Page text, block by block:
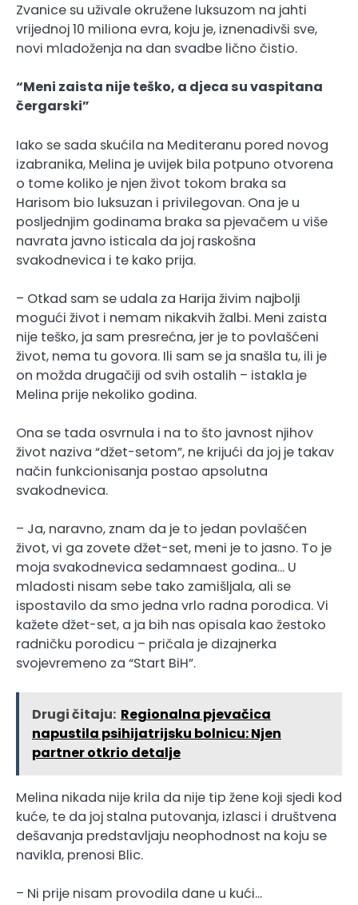
Zvanice su uživale okružene luksuzom na jahti
vrijednoj 10 miliona evra, koju je, iznenadivši sve,
novi mladoženja na dan svadbe lično čistio.
“Meni zaista nije teško, a djeca su vaspitana
čergarski”
Iako se sada skućila na Mediteranu pored novog
izabranika, Melina je uvijek bila potpuno otvorena
o tome koliko je njen život tokom braka sa
Harisom bio luksuzan i privilegovan. Ona je u
posljednjim godinama braka sa pjevačem u više
navrata javno isticala da joj raskošna
svakodnevica i te kako prija.
– Otkad sam se udala za Harija živim najbolji
mogući život i nemam nikakvih žalbi. Meni zaista
nije teško, ja sam presrećna, jer je to povlašćeni
život, nema tu govora. Ili sam se ja snašla tu, ili je
on možda drugačiji od svih ostalih – istakla je
Melina prije nekoliko godina.
Ona se tada osvrnula i na to što javnost njihov
život naziva “džet-setom”, ne krijući da joj je takav
način funkcionisanja postao apsolutna
svakodnevica.
– Ja, naravno, znam da je to jedan povlašćen
život, vi ga zovete džet-set, meni je to jasno. To je
moja svakodnevica sedamnaest godina… U
mladosti nisam sebe tako zamišljala, ali se
ispostavilo da smo jedna vrlo radna porodica. Vi
kažete džet-set, a ja bih nas opisala kao žestoko
radničku porodicu – pričala je dizajnerka
svojevremeno za “Start BiH”.
Drugi čitaju: Regionalna pjevačica
napustila psihijatrijsku bolnicu: Njen
partner otkrio detalje
Melina nikada nije krila da nije tip žene koji sjedi kod
kuće, te da joj stalna putovanja, izlasci i društvena
dešavanja predstavljaju neophodnost na koju se
navikla, prenosi Blic.
– Ni prije nisam provodila dane u kući…